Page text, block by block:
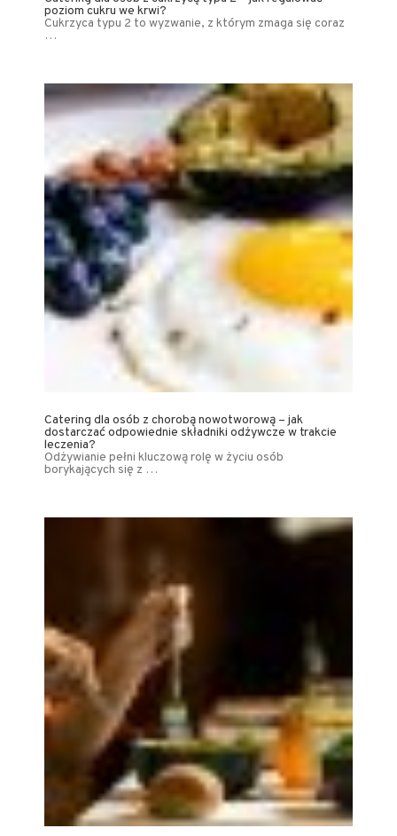
poziom cukru we krwi?
Cukrzyca typu 2 to wyzwanie, z którym zmaga się coraz
…
Catering dla osób z chorobą nowotworową – jak
dostarczać odpowiednie składniki odżywcze w trakcie
leczenia?
Odżywianie pełni kluczową rolę w życiu osób
borykających się z …